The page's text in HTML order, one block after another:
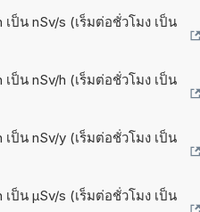
ป็น nSv/s (เร็มต่อชั่วโมง เป็น
ป็น nSv/h (เร็มต่อชั่วโมง เป็น
ป็น nSv/y (เร็มต่อชั่วโมง เป็น
ป็น µSv/s (เร็มต่อชั่วโมง เป็น